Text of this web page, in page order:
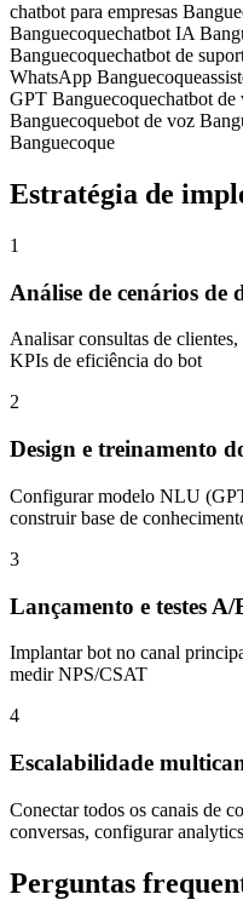
chatbot para empresas
Banguecoquechatbot IA
Banguecoquechatbot de
WhatsApp Banguecoque
GPT Banguecoquechatbot de
Banguecoquebot de voz
Banguecoque
Estratégia de
1
Análise de cenários de
Analisar consultas de
KPIs de eficiência do bot
2
Design e treinamento
Configurar modelo NLU
construir base de
3
Lançamento e testes A/
Implantar bot no canal
medir NPS/CSAT
4
Escalabilidade
Conectar todos os canais de
conversas, configurar
Perguntas